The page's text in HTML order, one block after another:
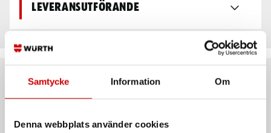
Samtycke Information Om
Denna webbplats använder cookies
Leveransutförande
Rekommenderat baserat på vald produkt